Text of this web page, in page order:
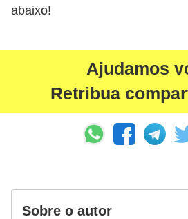
abaixo!
Ajudamos
Retribua
Sobre o autor